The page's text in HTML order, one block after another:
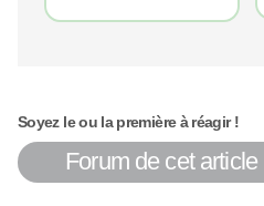
Soyez le ou la première à réagir !
Forum de cet article